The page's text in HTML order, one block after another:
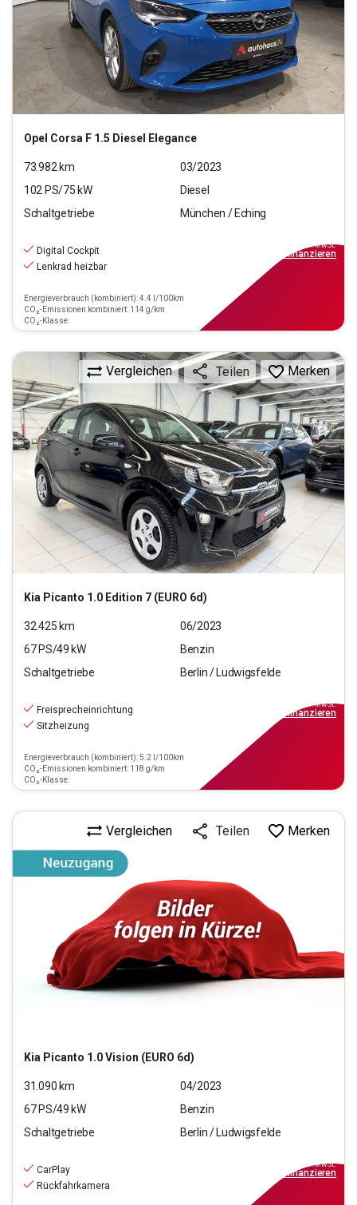
Opel Corsa F 1.5 Diesel Elegance
73.982 km
03/2023
102 PS/75 kW
Diesel
Schaltgetriebe
München / Eching
Digital Cockpit
Lenkrad heizbar
Energieverbrauch (kombiniert): 4.4 l/100km
CO₂-Emissionen kombiniert: 114 g/km
CO₂-Klasse:
inkl.MwSt.
finanzieren
Kia Picanto 1.0 Edition 7 (EURO 6d)
Vergleichen Teilen Merken
32.425 km
06/2023
67PS/49 kW
Benzin
Schaltgetriebe
Berlin / Ludwigsfelde
Freisprecheinrichtung
Sitzheizung
Energieverbrauch (kombiniert): 5.2 l/100km
CO₂-Emissionen kombiniert: 118 g/km
CO₂-Klasse:
inkl.MwSt.
finanzieren
Kia Picanto 1.0 Vision (EURO 6d)
Vergleichen Teilen Merken
31.090km
04/2023
67PS/49kW
Benzin
Schaltgetriebe
Berlin / Ludwigsfelde
CarPlay
Rückfahrkamera
inkl.MwSt.
finanzieren